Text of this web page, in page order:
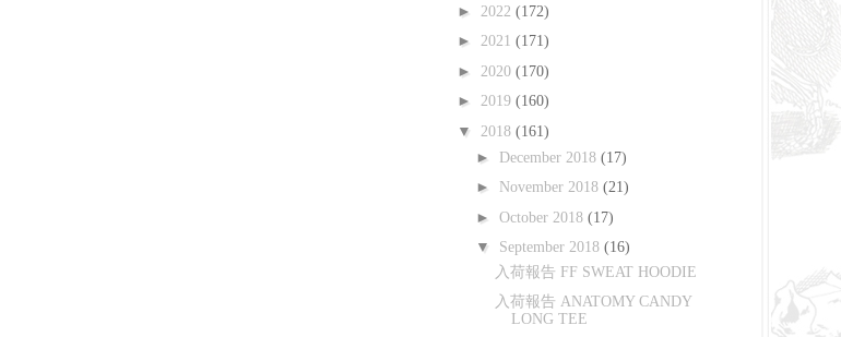
► 2022 (172)
► 2021 (171)
► 2020 (170)
► 2019 (160)
▼ 2018 (161)
► December 2018 (17)
► November 2018 (21)
► October 2018 (17)
▼ September 2018 (16)
入荷報告 FF SWEAT HOODIE
入荷報告 ANATOMY CANDY
LONG TEE